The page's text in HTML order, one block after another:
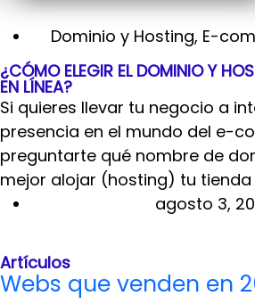
Dominio y Hosting, E-
¿CÓMO ELEGIR EL DOMINIO Y
EN LÍNEA?
Si quieres llevar tu negocio a
presencia en el mundo del e-
preguntarte qué nombre de
mejor alojar (hosting) tu tienda
agosto 3,
Artículos
Webs que venden en